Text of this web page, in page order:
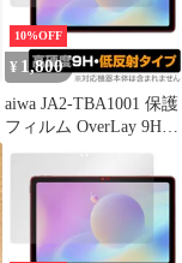
10%OFF
¥ 1,800
aiwa JA2-TBA1001 保護
フィルム OverLay 9H
ット JA2TBA1001 9H
高硬度 反射防止